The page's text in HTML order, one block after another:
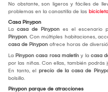
No obstante, son ligeros y fáciles de
problemas en la canastilla de las
Casa Pinypon
La casa de Pinypon es el escenario
Pinypon. Con múltiples habitaciones,
casa de Pinypon ofrece horas de
La Pinypon casa rosa maletín y la casa
por las niñas. Con ellas, también podrás
En tanto, el precio de la casa de
bolsillo.
Pinypon parque de atracciones